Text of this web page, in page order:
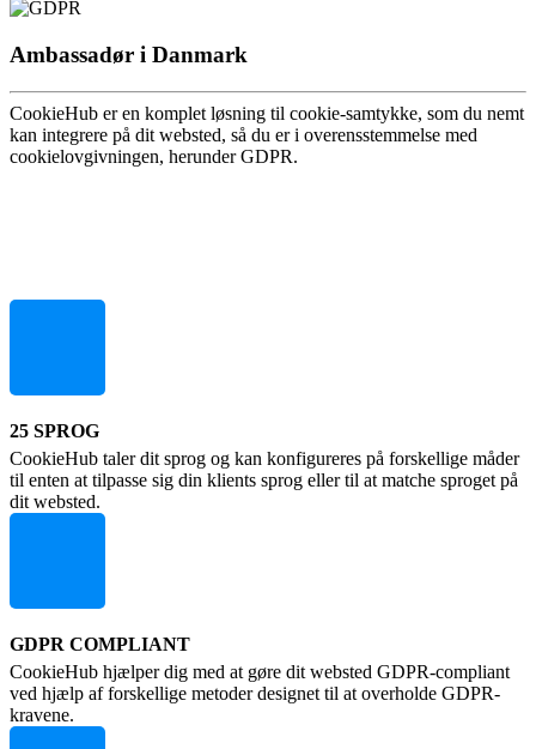
Ambassadør i Danmark
CookieHub er en komplet løsning til cookie-samtykke, som du nemt
kan integrere på dit websted, så du er i overensstemmelse med
cookielovgivningen, herunder GDPR.
25 SPROG
CookieHub taler dit sprog og kan konfigureres på forskellige måder
til enten at tilpasse sig din klients sprog eller til at matche sproget på
dit websted.
GDPR COMPLIANT
CookieHub hjælper dig med at gøre dit websted GDPR-compliant
ved hjælp af forskellige metoder designet til at overholde GDPR-
kravene.